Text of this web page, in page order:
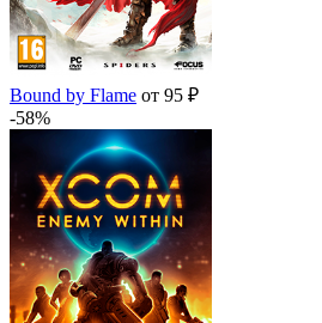
Bound by Flame от 95 ₽
-58%